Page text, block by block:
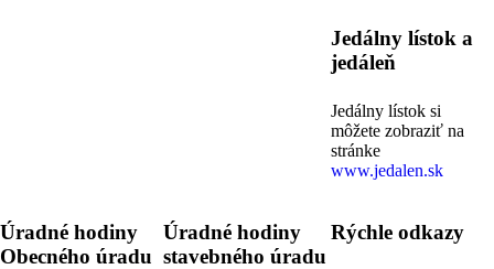
Jedálny lístok a
jedáleň
Jedálny lístok si
môžete zobraziť na
stránke
www.jedalen.sk
Úradné hodiny
Obecného úradu
Úradné hodiny
stavebného úradu
Rýchle odkazy